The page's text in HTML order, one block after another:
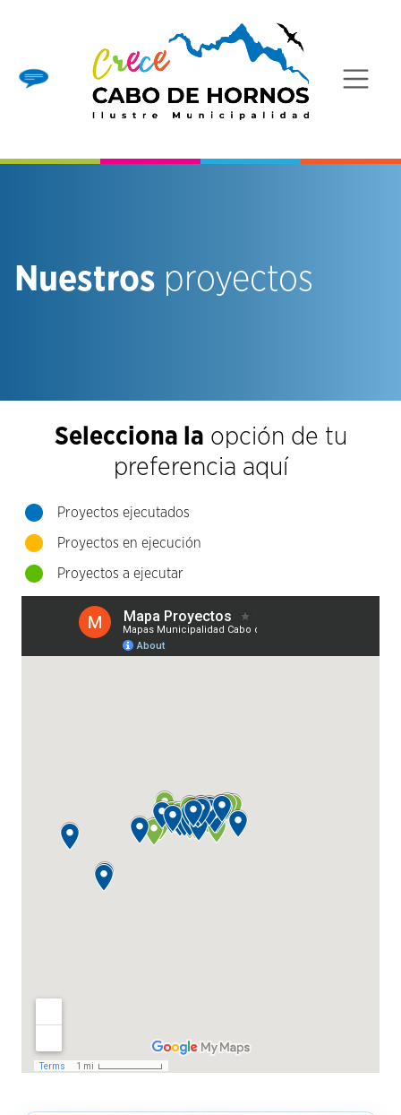
Nuestros proyectos
Selecciona la opción de tu
preferencia aquí
Proyectos ejecutados
Proyectos en ejecución
Proyectos a ejecutar